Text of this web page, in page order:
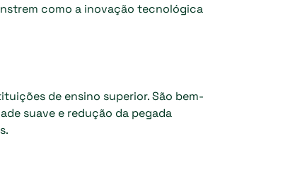
como a inovação tecnológica
de ensino superior. São bem-
suave e redução da pegada